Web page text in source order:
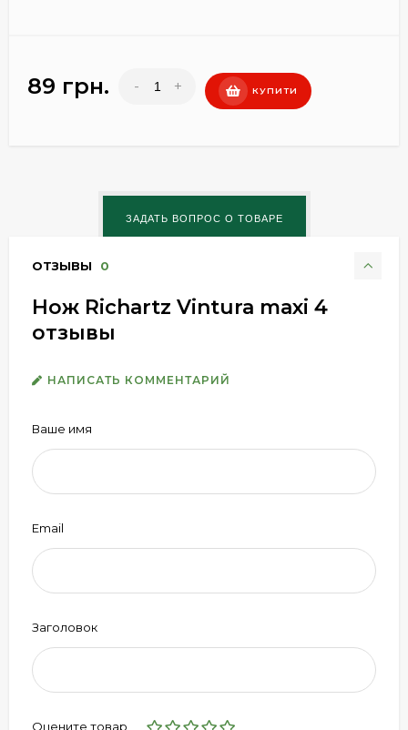
89 грн. - + КУПИТИ
ОТЗЫВЫ 0
Нож Richartz Vintura maxi 4
отзывы
НАПИСАТЬ КОММЕНТАРИЙ
Ваше имя
Email
Заголовок
Оцените товар